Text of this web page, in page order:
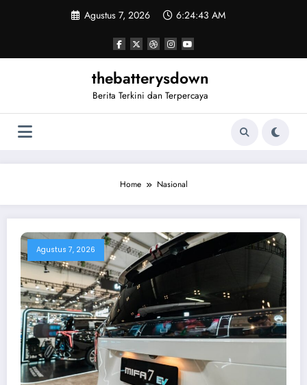
Agustus 7, 2026 6:24:43 AM
thebatterysdown
Berita Terkini dan Terpercaya
Home Nasional
Agustus 7, 2026